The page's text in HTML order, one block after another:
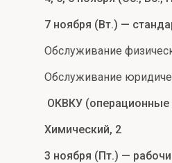
7 ноября (Вт.) —
Обслуживание
Обслуживание
ОКВКУ (операционные
Химический, 2
3 ноября (Пт.) —